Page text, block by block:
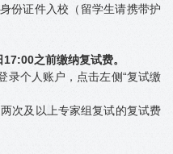
份证件入校（留学生请携带护
之前缴纳复试费。
录个人账户，点击左侧“复试缴
次及以上专家组复试的复试费